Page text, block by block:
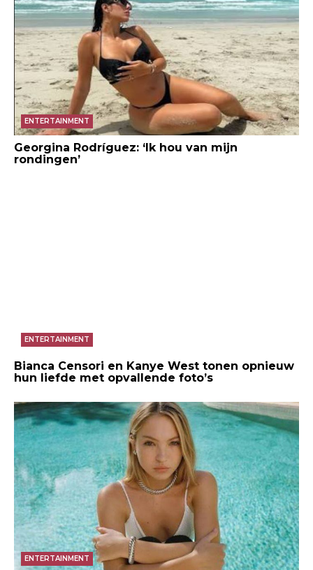
ENTERTAINMENT
Georgina Rodríguez: ‘Ik hou van mijn
rondingen’
ENTERTAINMENT
Bianca Censori en Kanye West tonen opnieuw
hun liefde met opvallende foto’s
ENTERTAINMENT